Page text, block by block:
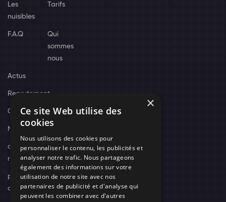
Les
nuisibles
Tarifs
F.A.Q
Qui
sommes
nous
Actus
Recrutement
Contact
Nos techniciens
campagne-
recrutement
politique de
confidentialité
×
Ce site Web utilise des
cookies
Nous utilisons des cookies pour
personnaliser le contenu, les publicités et
analyser notre trafic. Nous partageons
également des informations sur votre
utilisation de notre site avec nos
partenaires de publicité et d'analyse qui
peuvent les combiner avec d'autres